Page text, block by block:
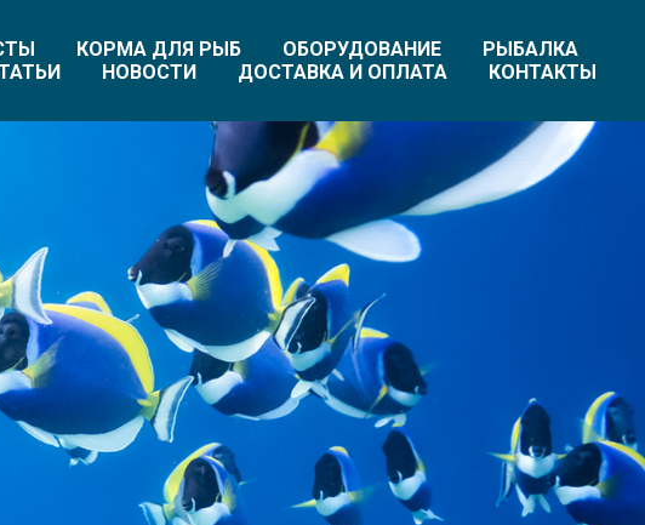
КОРМА ДЛЯ РЫБ ОБОРУДОВАНИЕ
РЫБАЛКА
НОВОСТИ ДОСТАВКА И ОПЛАТА КОНТАКТЫ